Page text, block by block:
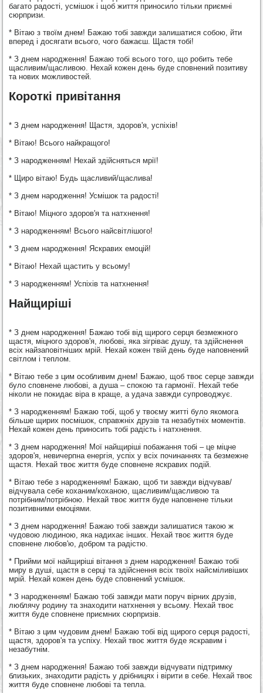
багато радості, усмішок і щоб життя приносило тільки приємні
сюрпризи.
* Вітаю з твоїм днем! Бажаю тобі завжди залишатися собою, йти
вперед і досягати всього, чого бажаєш. Щастя тобі!
* З днем народження! Бажаю тобі всього того, що робить тебе
щасливим/щасливою. Нехай кожен день буде сповнений позитиву
та нових можливостей.
Короткі привітання
* З днем народження! Щастя, здоров'я, успіхів!
* Вітаю! Всього найкращого!
* З народженням! Нехай здійсняться мрії!
* Щиро вітаю! Будь щасливий/щаслива!
* З днем народження! Усмішок та радості!
* Вітаю! Міцного здоров'я та натхнення!
* З народженням! Всього найсвітлішого!
* З днем народження! Яскравих емоцій!
* Вітаю! Нехай щастить у всьому!
* З народженням! Успіхів та натхнення!
Найщиріші
* З днем народження! Бажаю тобі від щирого серця безмежного
щастя, міцного здоров'я, любові, яка зігріває душу, та здійснення
всіх найзаповітніших мрій. Нехай кожен твій день буде наповнений
світлом і теплом.
* Вітаю тебе з цим особливим днем! Бажаю, щоб твоє серце завжди
було сповнене любові, а душа – спокою та гармонії. Нехай тебе
ніколи не покидає віра в краще, а удача завжди супроводжує.
* З народженням! Бажаю тобі, щоб у твоєму житті було якомога
більше щирих посмішок, справжніх друзів та незабутніх моментів.
Нехай кожен день приносить тобі радість і натхнення.
* З днем народження! Мої найщиріші побажання тобі – це міцне
здоров'я, невичерпна енергія, успіх у всіх починаннях та безмежне
щастя. Нехай твоє життя буде сповнене яскравих подій.
* Вітаю тебе з народженням! Бажаю, щоб ти завжди відчував/
відчувала себе коханим/коханою, щасливим/щасливою та
потрібним/потрібною. Нехай твоє життя буде наповнене тільки
позитивними емоціями.
* З днем народження! Бажаю тобі завжди залишатися такою ж
чудовою людиною, яка надихає інших. Нехай твоє життя буде
сповнене любов'ю, добром та радістю.
* Прийми мої найщиріші вітання з днем народження! Бажаю тобі
миру в душі, щастя в серці та здійснення всіх твоїх найсміливіших
мрій. Нехай кожен день буде сповнений усмішок.
* З народженням! Бажаю тобі завжди мати поруч вірних друзів,
люблячу родину та знаходити натхнення у всьому. Нехай твоє
життя буде сповнене приємних сюрпризів.
* Вітаю з цим чудовим днем! Бажаю тобі від щирого серця радості,
щастя, здоров'я та успіху. Нехай твоє життя буде яскравим і
незабутнім.
* З днем народження! Бажаю тобі завжди відчувати підтримку
близьких, знаходити радість у дрібницях і вірити в себе. Нехай твоє
життя буде сповнене любові та тепла.